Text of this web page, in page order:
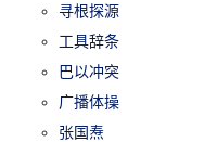
寻根探源
工具辞条
巴以冲突
广播体操
张国焘